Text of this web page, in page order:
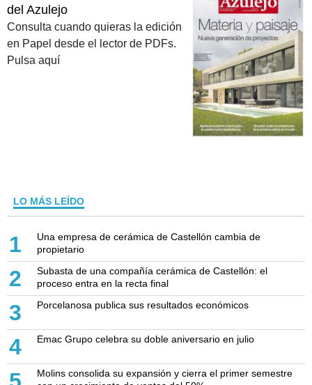
del Azulejo
Consulta cuando quieras la edición
en Papel desde el lector de PDFs.
Pulsa aquí
LO MÁS LEÍDO
1
Una empresa de cerámica de Castellón cambia de
propietario
2
Subasta de una compañía cerámica de Castellón: el
proceso entra en la recta final
3 Porcelanosa publica sus resultados económicos
4 Emac Grupo celebra su doble aniversario en julio
Molins consolida su expansión y cierra el primer semestre